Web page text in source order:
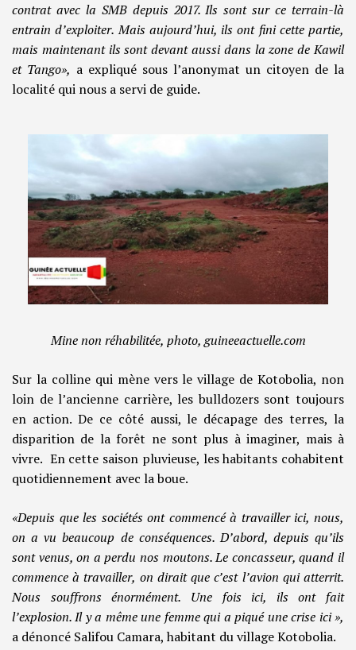
contrat avec la SMB depuis 2017. Ils sont sur ce terrain-là
entrain d’exploiter. Mais aujourd’hui, ils ont fini cette partie,
mais maintenant ils sont devant aussi dans la zone de Kawil
et Tango», a expliqué sous l’anonymat un citoyen de la
localité qui nous a servi de guide.
Mine non réhabilitée, photo, guineeactuelle.com
Sur la colline qui mène vers le village de Kotobolia, non
loin de l’ancienne carrière, les bulldozers sont toujours
en action. De ce côté aussi, le décapage des terres, la
disparition de la forêt ne sont plus à imaginer, mais à
vivre. En cette saison pluvieuse, les habitants cohabitent
quotidiennement avec la boue.
«Depuis que les sociétés ont commencé à travailler ici, nous,
on a vu beaucoup de conséquences. D’abord, depuis qu’ils
sont venus, on a perdu nos moutons. Le concasseur, quand il
commence à travailler, on dirait que c’est l’avion qui atterrit.
Nous souffrons énormément. Une fois ici, ils ont fait
l’explosion. Il y a même une femme qui a piqué une crise ici »,
a dénoncé Salifou Camara, habitant du village Kotobolia.